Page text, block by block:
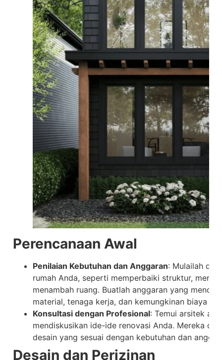
Perencanaan Awal
Penilaian Kebutuhan dan Anggaran: Mulailah
rumah Anda, seperti memperbaiki struktur,
menambah ruang. Buatlah anggaran yang
material, tenaga kerja, dan kemungkinan biaya
Konsultasi dengan Profesional: Temui arsitek
mendiskusikan ide-ide renovasi Anda. Mereka
desain yang sesuai dengan kebutuhan dan
Desain dan Perizinan